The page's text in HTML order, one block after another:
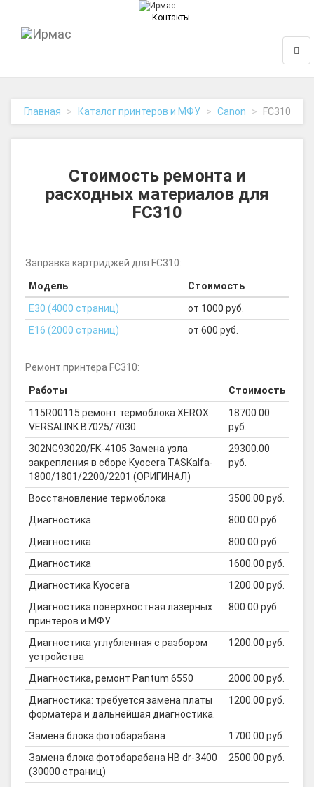
Контакты
Главная Каталог принтеров и МФУ Canon FC310
Стоимость ремонта и
расходных материалов для
FC310
Заправка картриджей для FC310:
Модель
Стоимость
E30 (4000 страниц)
от 1000 руб.
E16 (2000 страниц)
от 600 руб.
Ремонт принтера FC310:
Работы
Стоимость
115R00115 ремонт термоблока XEROX
VERSALINK B7025/7030
18700.00
руб.
302NG93020/FK-4105 Замена узла
закрепления в сборе Kyocera TASKalfa-
1800/1801/2200/2201 (ОРИГИНАЛ)
29300.00
руб.
Восстановление термоблока
3500.00 руб.
Диагностика
800.00 руб.
Диагностика
800.00 руб.
Диагностика
1600.00 руб.
Диагностика Kyocera
1200.00 руб.
Диагностика поверхностная лазерных
принтеров и МФУ
800.00 руб.
Диагностика углубленная с разбором
устройства
1200.00 руб.
Диагностика, ремонт Pantum 6550
2000.00 руб.
Диагностика: требуется замена платы
форматера и дальнейшая диагностика.
1200.00 руб.
Замена блока фотобарабана
1700.00 руб.
Замена блока фотобарабана HB dr-3400
(30000 страниц)
2500.00 руб.